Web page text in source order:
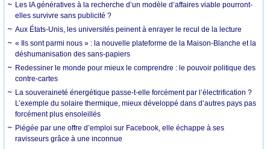
Les IA génératives à la recherche d’un modèle d’affaires viable pourront-
elles survivre sans publicité ?
Aux États-Unis, les universités peinent à enrayer le recul de la lecture
« Ils sont parmi nous » : la nouvelle plateforme de la Maison-Blanche et la
déshumanisation des sans-papiers
Redessiner le monde pour mieux le comprendre : le pouvoir politique des
contre-cartes
La souveraineté énergétique passe-t-elle forcément par l’électrification ?
L’exemple du solaire thermique, mieux développé dans d’autres pays pas
forcément plus ensoleillés
Piégée par une offre d’emploi sur Facebook, elle échappe à ses
ravisseurs grâce à une inconnue